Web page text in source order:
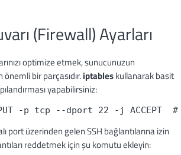
(Firewall) Ayarları
optimize etmek, sunucunuzun
bir parçasıdır.iptableskullanarak basit
yapabilirsiniz:
-p tcp --dport 22 -j ACCEPT
port üzerinden gelen SSH bağlantılarına izin
reddetmek için şu komutu ekleyin: